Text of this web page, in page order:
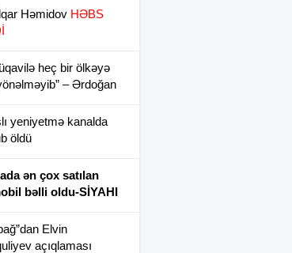
Həmidov HƏBS
heç bir ölkəyə
– Ərdoğan
yeniyetmə kanalda
öldü
ən çox satılan
bəlli oldu-SİYAHI
Elvin
açıqlaması